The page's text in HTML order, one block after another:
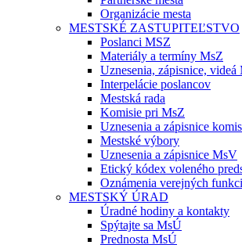
Organizácie mesta
MESTSKÉ ZASTUPITEĽSTVO
Poslanci MSZ
Materiály a termíny MsZ
Uznesenia, zápisnice, videá
Interpelácie poslancov
Mestská rada
Komisie pri MsZ
Uznesenia a zápisnice
Mestské výbory
Uznesenia a zápisnice MsV
Etický kódex voleného
Oznámenia verejných
MESTSKÝ ÚRAD
Úradné hodiny a kontakty
Spýtajte sa MsÚ
Prednosta MsÚ